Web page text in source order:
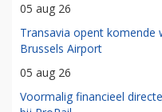
05 aug 26
Transavia opent
Brussels Airport
05 aug 26
Voormalig financieel